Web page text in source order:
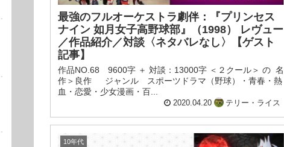
最強のフルオーケストラ劇伴：『プリンセス
ナイン 如月女子高野球部』（1998） レヴュー
／作品紹介／対談〈ネタバレなし〉【ゲスト
記事】
作品NO.68 9600字 ＋ 対談：13000字 ＜２クール＞ の 名
作＞良作 ジャンル スポーツドラマ（野球）・青春・熱
血・恋愛・少女漫画・百...
2020.04.20 テリー・ライス
10年代